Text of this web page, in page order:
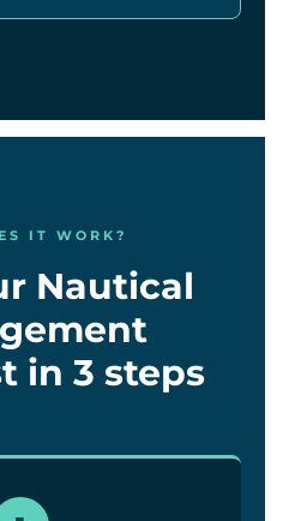
IT WORK?
Nautical
in 3 steps